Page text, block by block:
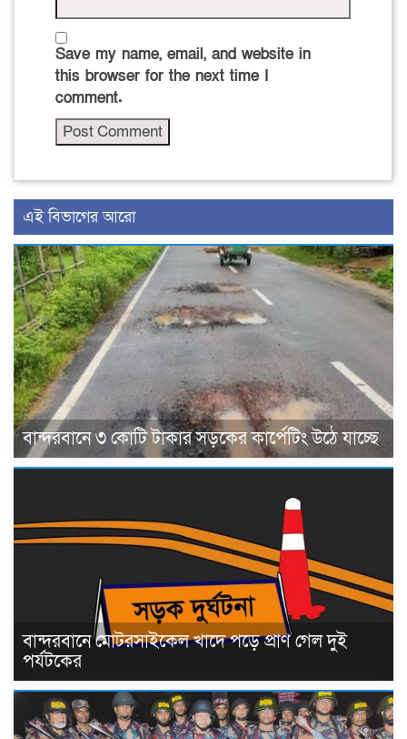
Save my name, email, and website in
this browser for the next time I
comment.
এই বিভাগের আরো
বান্দরবানে ৩ কোটি টাকার সড়কের কার্পেটিং উঠে যাচ্ছে
বান্দরবানে মোটরসাইকেল খাদে পড়ে প্রাণ গেল দুই
পর্যটকের